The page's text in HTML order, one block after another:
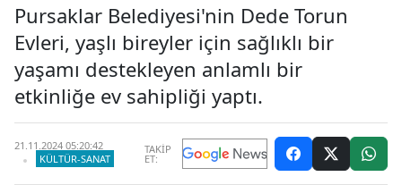
Pursaklar Belediyesi'nin Dede Torun
Evleri, yaşlı bireyler için sağlıklı bir
yaşamı destekleyen anlamlı bir
etkinliğe ev sahipliği yaptı.
21.11.2024 05:20:42
KÜLTÜR-SANAT
TAKİP
ET: